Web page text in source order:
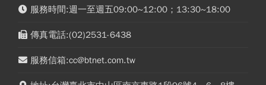
服務時間:週一至週五09:00~12:00；13:30~18:00
傳真電話:(02)2531-6438
服務信箱:cc@btnet.com.tw